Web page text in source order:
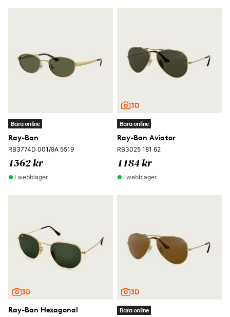
Bara online
Ray-Ban
RB3774D 001/9A 5519
1362 kr
I webblager
Bara online
Ray-Ban Aviator
RB3025 181 62
1184 kr
I webblager
Ray-Ban Hexagonal Bara online